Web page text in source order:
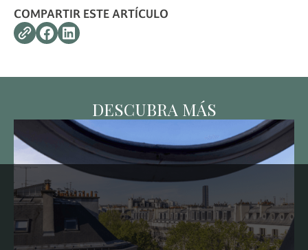
COMPARTIR ESTE ARTÍCULO
DESCUBRA MÁS